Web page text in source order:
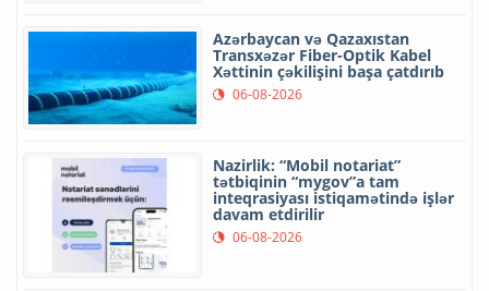
Azərbaycan və Qazaxıstan
Transxəzər Fiber-Optik Kabel
Xəttinin çəkilişini başa çatdırıb
06-08-2026
Nazirlik: “Mobil notariat”
tətbiqinin “mygov”a tam
inteqrasiyası istiqamətində işlər
davam etdirilir
06-08-2026